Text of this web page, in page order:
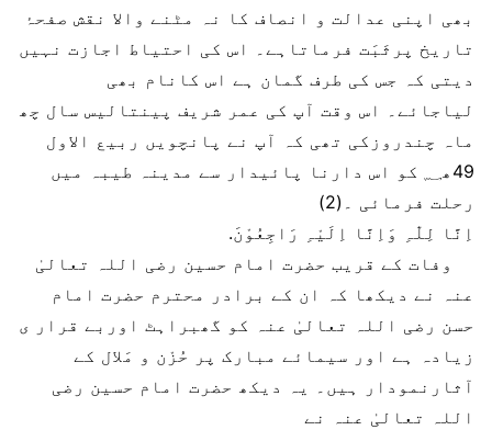
بھی اپنی عدالت و انصاف کا نہ مٹنے والا نقش صفحۂ
تاریخ پرثَبَت فرماتاہے۔ اس کی احتیاط اجازت نہیں
دیتی کہ جس کی طرف گمان ہے اس کانام بھی
لیاجائے۔ اس وقت آپ کی عمر شریف پینتالیس سال چھ
ماہ چندروزکی تھی کہ آپ نے پانچویں ربیع الاول
49ھ؁ کو اس دارنا پائیدار سے مدینہ طیبہ میں
رحلت فرمائی ۔(2)
اِنَّا لِلّٰہِ وَاِنَّا اِلَیْہِ رَاجِعُوْنَ.
وفات کے قریب حضرت امام حسین رضی اللہ تعالیٰ
عنہ نے دیکھا کہ ان کے برادر محترم حضرت امام
حسن رضی اللہ تعالیٰ عنہ کو گھبراہٹ اوربے قرار ی
زیادہ ہے اور سیمائے مبارک پر حُزْن و مَلال کے
آثارنمودار ہیں۔ یہ دیکھ حضرت امام حسین رضی
اللہ تعالیٰ عنہ نے